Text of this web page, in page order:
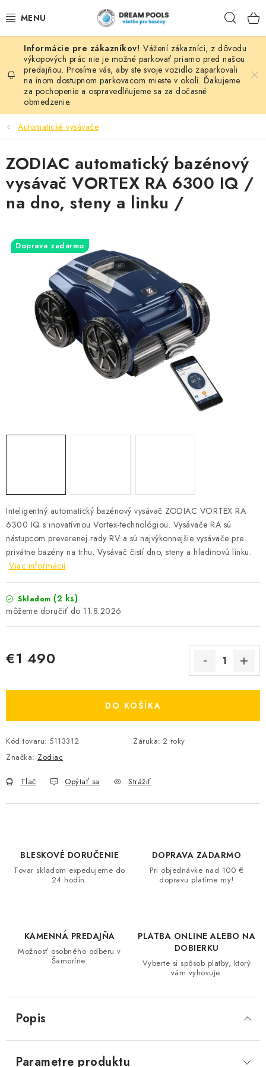
na
BAZÉNY
VÍRIVKY
ASEKO PRÍSLUŠENSTVO
NÁHRADNÉ DIELY
ZÁHRADA
VÝPREDAJ
Vážení zákazníci, z dôvodu
výkopových prác nie je možné parkovať priamo pred našou
predajňou. Prosíme vás, aby ste svoje vozidlo zaparkovali
na inom dostupnom parkovacom mieste v okolí. Ďakujeme
za pochopenie a ospravedlňujeme sa za dočasné
obmedzenie.
Automatické vysávače
Inteligentný automatický bazénový vysávač ZODIAC VORTEX RA
6300 IQ s inovatívnou Vortex-technológiou. Vysávače RA sú
nástupcom preverenej rady RV a sú najvýkonnejšie vysávače pre
privátne bazény na trhu. Vysávač čistí dno, steny a hladinovú linku.
Viac informácií
Skladom (2 ks)
11.8.2026
€1 490
DO KOŠÍKA
Kód tovaru: 5113312 Záruka: 2 roky
Značka: Zodiac
Tlač Opýtať sa Strážiť
ZODIAC automatický bazénový
vysávač VORTEX RA 6300 IQ /
na dno, steny a linku /
Doprava zadarmo
BLESKOVÉ DORUČENIE
Tovar skladom expedujeme do
24 hodín.
DOPRAVA ZADARMO
Pri objednávke nad 100 €
dopravu platíme my!
KAMENNÁ PREDAJŇA
Možnosť osobného odberu v
Šamoríne.
PLATBA ONLINE ALEBO NA
DOBIERKU
Vyberte si spôsob platby, ktorý
vám vyhovuje.
Popis
Parametre produktu